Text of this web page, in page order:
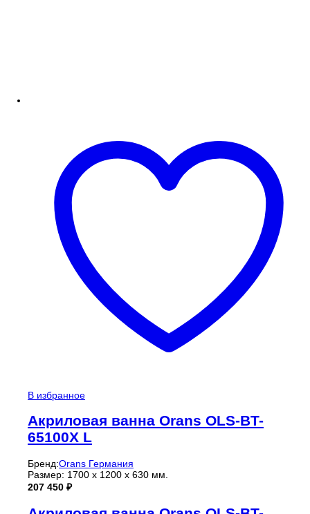
В избранное
Акриловая ванна Orans OLS-BT-
65100X L
Бренд:Orans Германия
Размер: 1700 х 1200 х 630 мм.
207 450 ₽